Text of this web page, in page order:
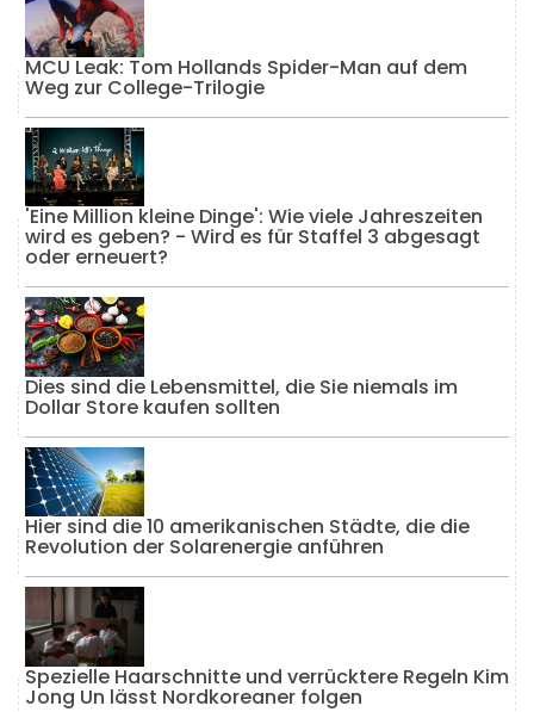
MCU Leak: Tom Hollands Spider-Man auf dem
Weg zur College-Trilogie
'Eine Million kleine Dinge': Wie viele Jahreszeiten
wird es geben? - Wird es für Staffel 3 abgesagt
oder erneuert?
Dies sind die Lebensmittel, die Sie niemals im
Dollar Store kaufen sollten
Hier sind die 10 amerikanischen Städte, die die
Revolution der Solarenergie anführen
Spezielle Haarschnitte und verrücktere Regeln Kim
Jong Un lässt Nordkoreaner folgen